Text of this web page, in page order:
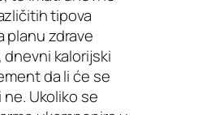
tipova
planu zdrave
kalorijski
da li će se
Ukoliko se